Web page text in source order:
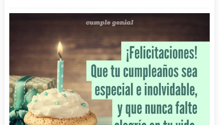
HERMANO
HIJO
NOVIA
ESPOSO
PAPA
HOMBRE
TIA
ALGUIEN ESPECIAL
PRIMO